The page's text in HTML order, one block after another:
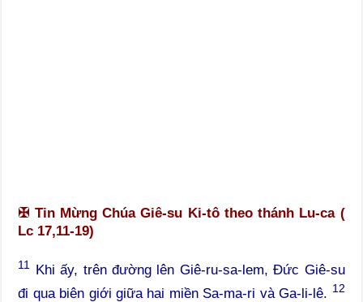
✠ Tin Mừng Chúa Giê-su Ki-tô theo thánh Lu-ca (
Lc 17,11-19)
11
Khi ấy, trên đường lên Giê-ru-sa-lem, Đức Giê-su
đi qua biên giới giữa hai miền Sa-ma-ri và Ga-li-lê. 12